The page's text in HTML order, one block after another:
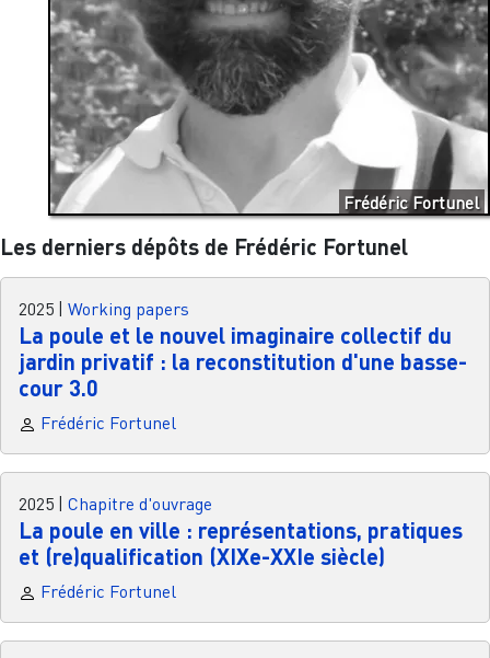
Frédéric Fortunel
Les derniers dépôts de Frédéric Fortunel
2025 Working papers
La poule et le nouvel imaginaire collectif du
jardin privatif : la reconstitution d'une basse-
cour 3.0
Frédéric Fortunel
2025 Chapitre d'ouvrage
La poule en ville : représentations, pratiques
et (re)qualification (XIXe-XXIe siècle)
Frédéric Fortunel